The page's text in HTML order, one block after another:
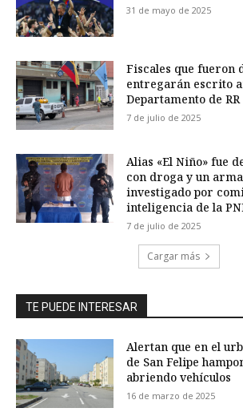
31 de mayo de 2025
Fiscales que fueron
entregarán escrito
Departamento de
7 de julio de 2025
Alias «El Niño» fue
con droga y un
investigado por
inteligencia de la
7 de julio de 2025
Cargar más
TE PUEDE INTERESAR
Alertan que en el
de San Felipe
abriendo vehículos
16 de marzo de 2025